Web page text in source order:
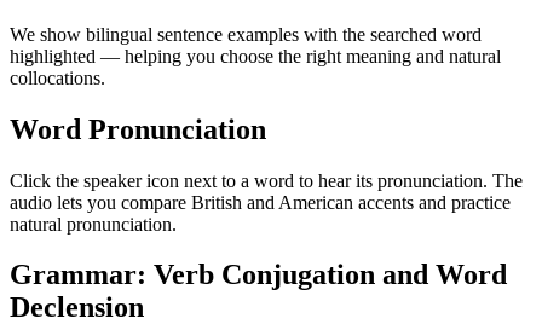
We show bilingual sentence examples with the searched word
highlighted — helping you choose the right meaning and natural
collocations.
Word Pronunciation
Click the speaker icon next to a word to hear its pronunciation. The
audio lets you compare British and American accents and practice
natural pronunciation.
Grammar: Verb Conjugation and Word
Declension